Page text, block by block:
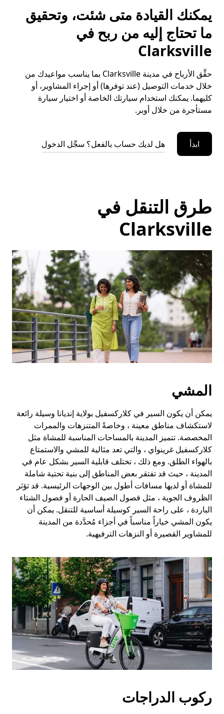
يمكنك القيادة متى شئت، وتحقيق
ما تحتاج إليه من ربح في
Clarksville
حقِّق الأرباح في مدينة Clarksville بما يناسب مواعيدك من
خلال خدمات التوصيل (عند توفرها) أو إجراء المشاوير، أو
كليهما. يمكنك استخدام سيارتك الخاصة أو اختيار سيارة
مستأجرة من خلال أوبر.
ابدأ هل لديك حساب بالفعل؟ سجِّل الدخول
طرق التنقل في
Clarksville
المشي
يمكن أن يكون السير في كلاركسفيل بولاية إنديانا وسيلة رائعة
لاستكشاف مناطق معينة ، وخاصةً المتنزهات والممرات
المخصصة. تتميز المدينة بالمساحات المناسبة للمشاة مثل
كلاركسفيل غرينواي ، والتي تعد مثالية للمشي والاستمتاع
بالهواء الطلق. ومع ذلك ، تختلف قابلية السير بشكل عام في
المدينة ، حيث قد تفتقر بعض المناطق إلى بنية تحتية شاملة
للمشاة أو لديها مسافات أطول بين الوجهات الرئيسية. قد تؤثر
الظروف الجوية ، مثل فصول الصيف الحارة أو فصول الشتاء
الباردة ، على راحة السير كوسيلة أساسية للتنقل. يمكن أن
يكون المشي خياراً مناسباً في أجزاء مُحدَّدة من المدينة
للمشاوير القصيرة أو النزهات الترفيهية.
ركوب الدراجات